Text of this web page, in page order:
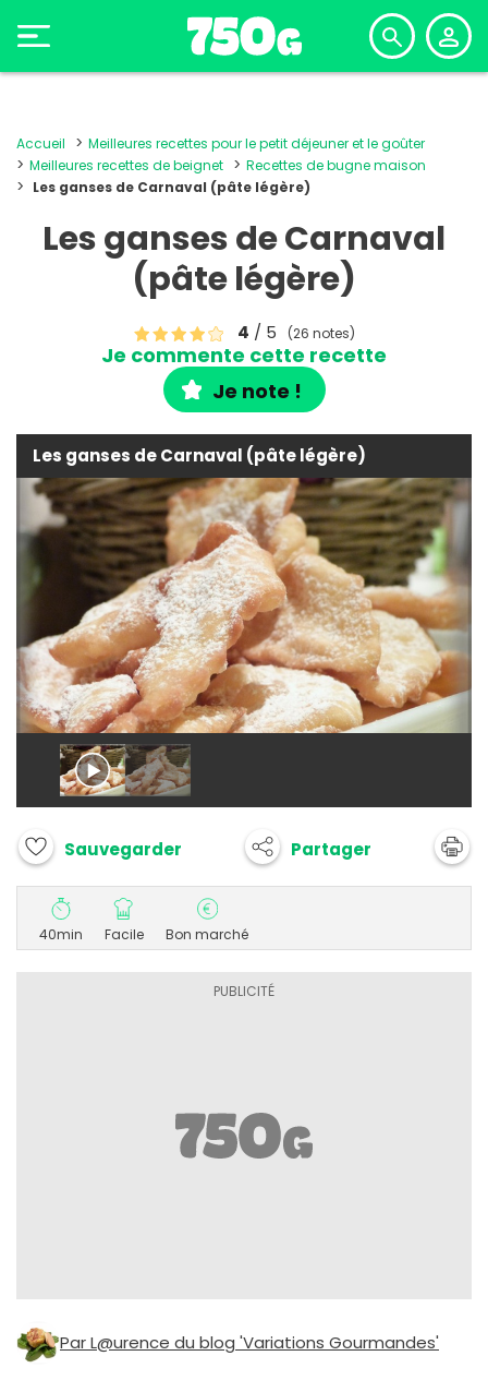
Accueil
Meilleures recettes pour le petit déjeuner et le goûter
Meilleures recettes de beignet
Recettes de bugne maison
Les ganses de Carnaval (pâte légère)
Les ganses de Carnaval
(pâte légère)
4 / 5 (26 notes)
Je commente cette recette
Je note !
Les ganses de Carnaval (pâte légère)
Sauvegarder Partager
40min Facile Bon marché
Par L@urence du blog 'Variations Gourmandes'